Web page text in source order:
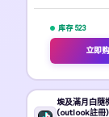
库存 523
立即
埃及滿月白隨
(outlook註冊)